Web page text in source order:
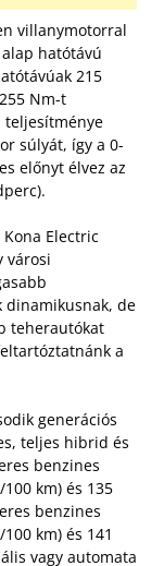
villanymotorral
hatótávú
215
Nm-t
teljesítménye
súlyát, így a 0-
előnyt élvez az
Electric
városi
dinamikusnak, de
teherautókat
a
generációs
teljes hibrid és
benzines
km) és 135
benzines
km) és 141
vagy automata